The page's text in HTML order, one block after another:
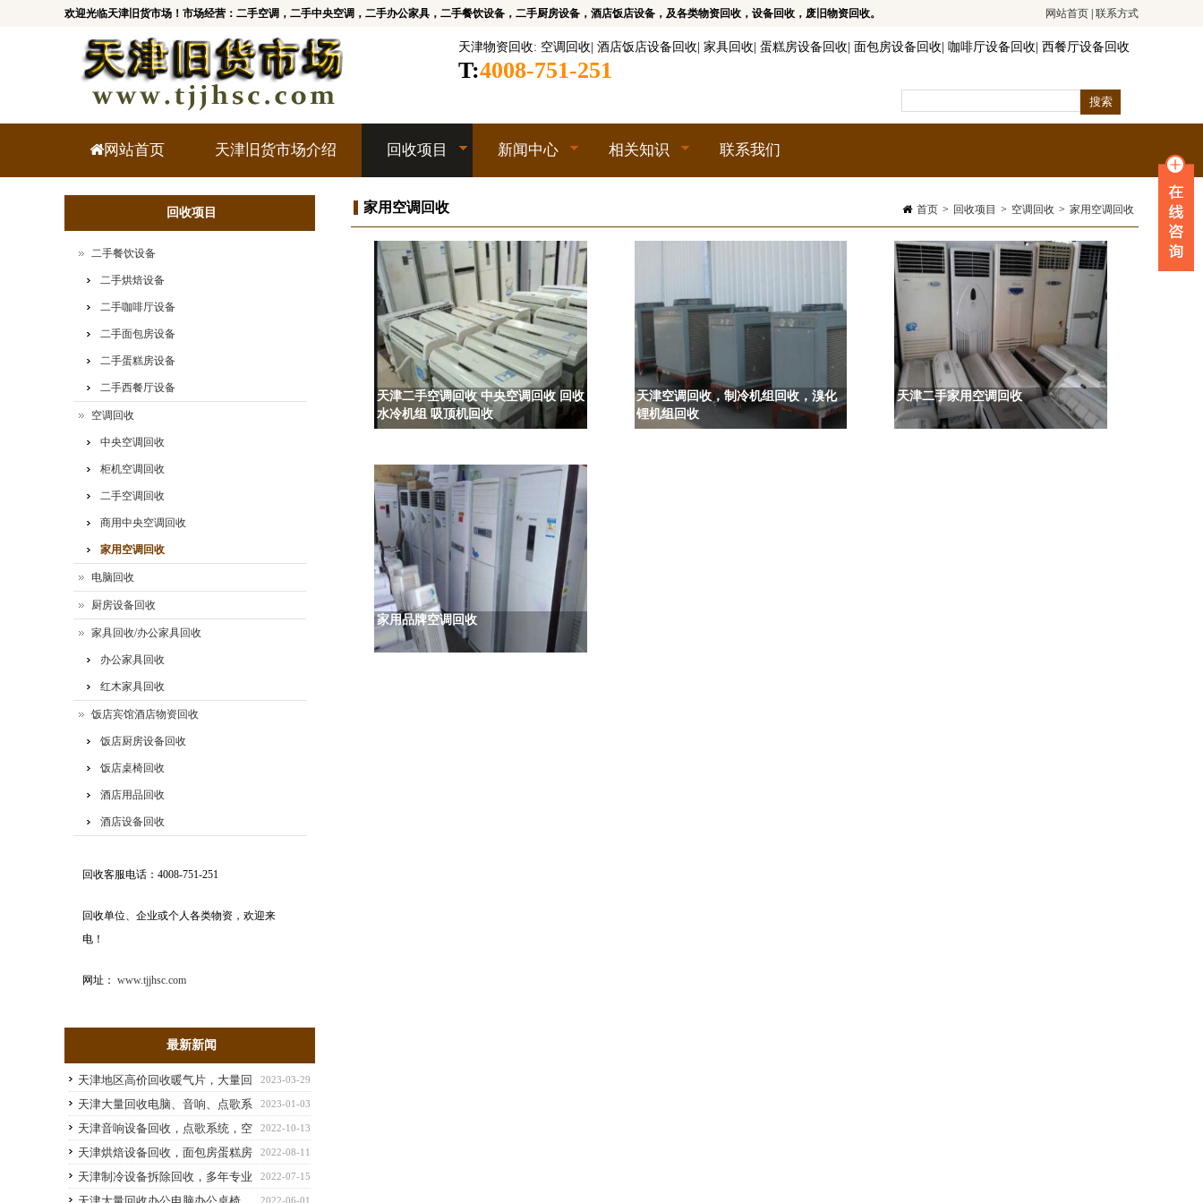
欢迎光临天津旧货市场！市场经营：二手空调，二手中央空调，二手办公家具，二手餐饮设备，二手厨房设备，酒店饭店设备，及各类物资回收，设备回收，废旧物资回收。 网站首页 联系方式
天津物资回收: 空调回收 酒店饭店设备回收 家具回收 蛋糕房设备回收 面包房设备回收 咖啡厅设备回收 西餐厅设备回收
T:4008-751-251
网站首页 天津旧货市场介绍 回收项目 新闻中心 相关知识 联系我们
首页 > 回收项目 > 空调回收 > 家用空调回收
家用空调回收
天津二手空调回收 中央空调回收 回收
水冷机组 吸顶机回收
天津空调回收，制冷机组回收，溴化
锂机组回收
天津二手家用空调回收
家用品牌空调回收
回收项目
二手餐饮设备
二手烘焙设备
二手咖啡厅设备
二手面包房设备
二手蛋糕房设备
二手西餐厅设备
空调回收
中央空调回收
柜机空调回收
二手空调回收
商用中央空调回收
家用空调回收
电脑回收
厨房设备回收
家具回收/办公家具回收
办公家具回收
红木家具回收
饭店宾馆酒店物资回收
饭店厨房设备回收
饭店桌椅回收
酒店用品回收
酒店设备回收
回收客服电话：4008-751-251
回收单位、企业或个人各类物资，欢迎来
电！
网址： www.tjjhsc.com
最新新闻
2023-03-29
天津地区高价回收暖气片，大量回
收暖气片
2023-01-03
天津大量回收电脑、音响、点歌系
统、网吧电脑、办公电脑回收
2022-10-13
天津音响设备回收，点歌系统，空
调，新风系统拆除回收
2022-08-11
天津烘焙设备回收，面包房蛋糕房
设备回收
2022-07-15
天津制冷设备拆除回收，多年专业
2022-06-01